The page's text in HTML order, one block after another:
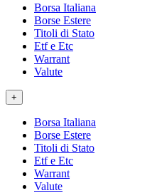
Borsa Italiana
Borse Estere
Titoli di Stato
Etf e Etc
Warrant
Valute
+
Borsa Italiana
Borse Estere
Titoli di Stato
Etf e Etc
Warrant
Valute